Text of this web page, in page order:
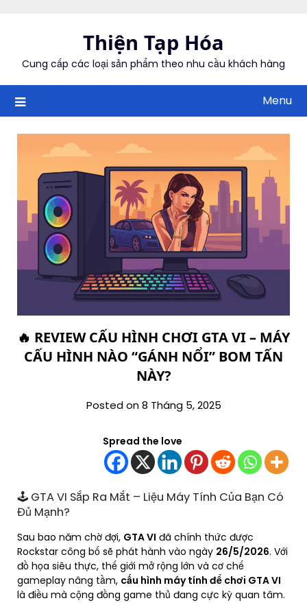
Thiện Tạp Hóa
Cung cấp các loại sản phẩm theo nhu cầu khách hàng
Menu
🔥 REVIEW CẤU HÌNH CHƠI GTA VI – MÁY
CẤU HÌNH NÀO “GÁNH NỔI” BOM TẤN
NÀY?
Posted on 8 Tháng 5, 2025
Spread the love
🕹️ GTA VI Sắp Ra Mắt – Liệu Máy Tính Của Bạn Có
Đủ Mạnh?
Sau bao năm chờ đợi, GTA VI đã chính thức được
Rockstar công bố sẽ phát hành vào ngày 26/5/2026. Với
đồ họa siêu thực, thế giới mở rộng lớn và cơ chế
gameplay nâng tầm, cấu hình máy tính để chơi GTA VI
là điều mà cộng đồng game thủ đang cực kỳ quan tâm.